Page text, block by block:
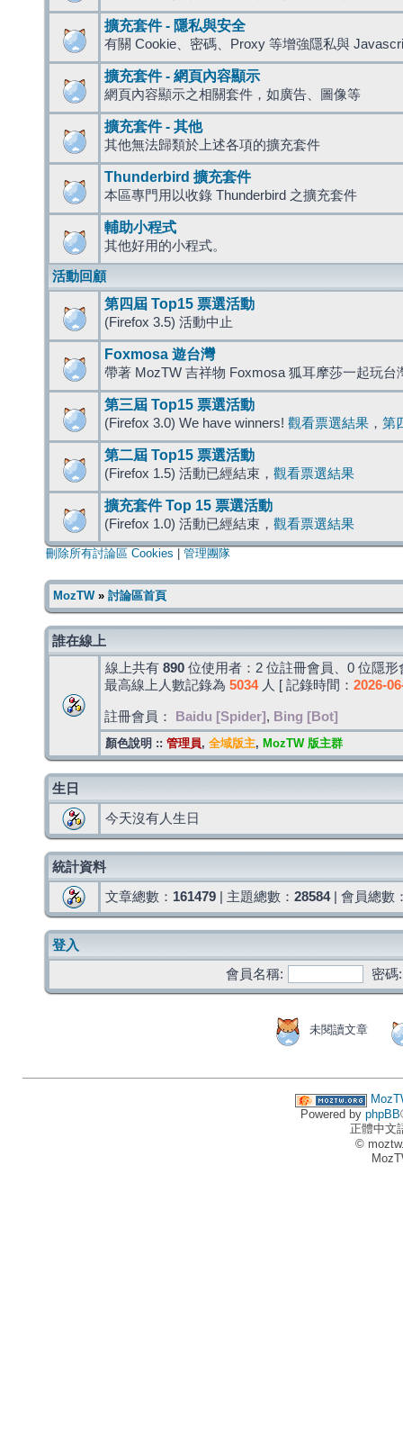
擴充套件 - 隱私與安全
有關 Cookie、密碼、Proxy 等增強隱私與
擴充套件 - 網頁內容顯示
網頁內容顯示之相關套件，如廣告、圖像等
擴充套件 - 其他
其他無法歸類於上述各項的擴充套件
Thunderbird 擴充套件
本區專門用以收錄 Thunderbird 之擴充套件
輔助小程式
其他好用的小程式。
活動回顧
第四屆 Top15 票選活動
(Firefox 3.5) 活動中止
Foxmosa 遊台灣
帶著 MozTW 吉祥物 Foxmosa 狐耳摩莎一起玩台
第三屆 Top15 票選活動
(Firefox 3.0) We have winners! 觀看票選結果 ， 第
第二屆 Top15 票選活動
(Firefox 1.5) 活動已經結束， 觀看票選結果
擴充套件 Top 15 票選活動
(Firefox 1.0) 活動已經結束， 觀看票選結果
刪除所有討論區 Cookies 管理團隊
MozTW» 討論區首頁
誰在線上
線上共有 890 位使用者：2 位註冊會員、0 位隱
最高線上人數記錄為 5034人 [ 記錄時間： 2026-
註冊會員： Baidu [Spider] , Bing [Bot]
顏色說明 :: 管理員, 全域版主, MozTW 版主群
生日
今天沒有人生日
統計資料
文章總數： 161479 | 主題總數： 28584| 會員總數
登入
會員名稱:
密碼:
未閱讀文章
Powered by phpBB
正體中文
©